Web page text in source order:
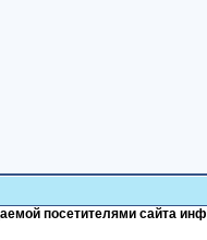
посетителями сайта